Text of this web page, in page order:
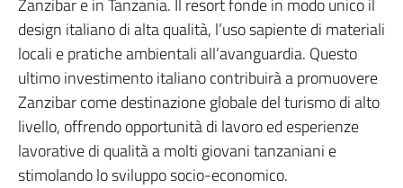
Zanzibar e in Tanzania. Il resort fonde in modo unico il
design italiano di alta qualità, l’uso sapiente di materiali
locali e pratiche ambientali all’avanguardia. Questo
ultimo investimento italiano contribuirà a promuovere
Zanzibar come destinazione globale del turismo di alto
livello, offrendo opportunità di lavoro ed esperienze
lavorative di qualità a molti giovani tanzaniani e
stimolando lo sviluppo socio-economico.